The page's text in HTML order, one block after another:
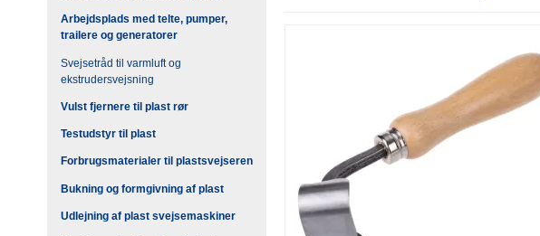
Arbejdsplads med telte, pumper,
trailere og generatorer
Svejsetråd til varmluft og
ekstrudersvejsning
Vulst fjernere til plast rør
Testudstyr til plast
Forbrugsmaterialer til plastsvejseren
Bukning og formgivning af plast
Udlejning af plast svejsemaskiner